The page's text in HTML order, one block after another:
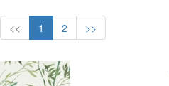
<< 1 2 >>